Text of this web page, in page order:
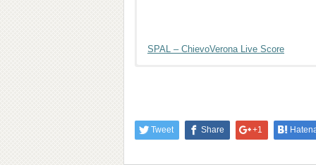
SPAL – ChievoVerona Live Score
Tweet Share +1